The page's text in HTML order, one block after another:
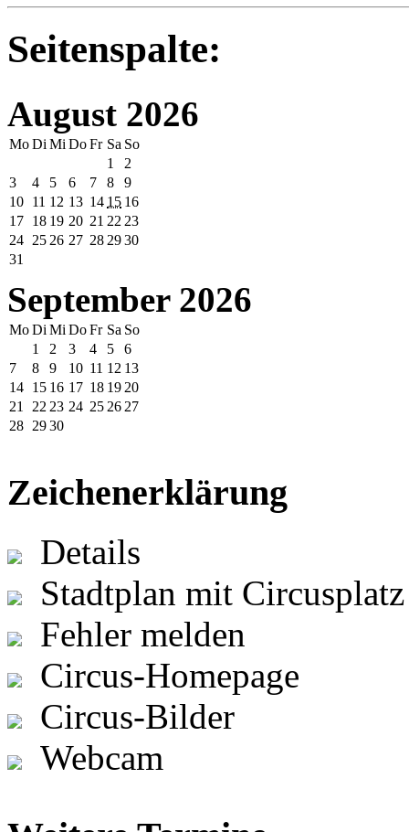
Seitenspalte:
August 2026
MoDi Mi DoFr Sa So
1
2
3
4 5 6 7 8
9
10 11 12 13 14 15 16
17 18 19 20 21 22 23
24 25 26 27 28 2930
31
September 2026
MoDi Mi DoFr Sa So
1
2 3 4 5
6
7
8 9 10 11 12 13
14 15 16 17 18 19 20
21
22 23 24 25 26 27
28 2930
Zeichenerklärung
Details
Stadtplan mit Circusplatz
Fehler melden
Circus-Homepage
Circus-Bilder
Webcam